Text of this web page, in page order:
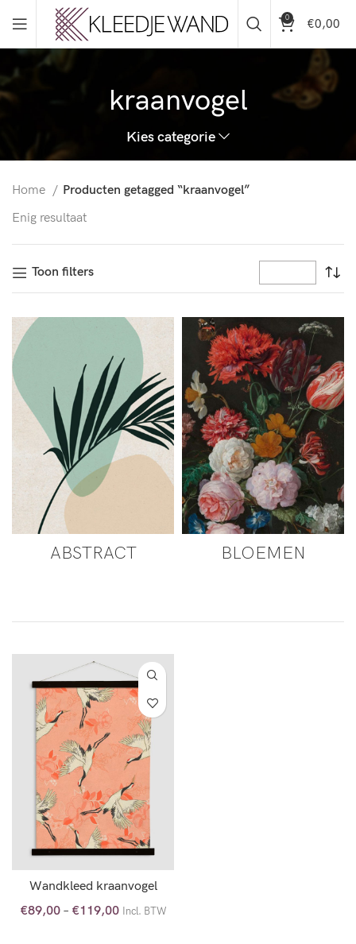
0 €0,00
kraanvogel
Kies categorie
Home
Producten getagged “kraanvogel”
Enig resultaat
Toon filters
ABSTRACT BLOEMEN
Wandkleed kraanvogel
€89,00– €119,00 Incl. BTW